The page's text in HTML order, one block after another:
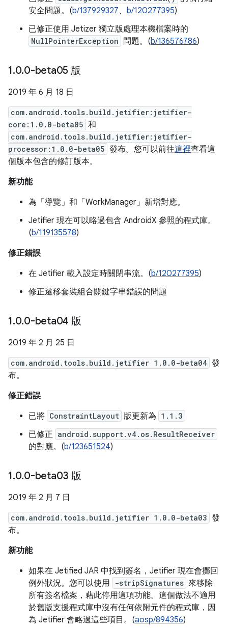
安全問題。(b/137929327、 b/120277395)
已修正使用 Jetizer 獨立版處理本機檔案時的
NullPointerException 問題。(b/136576786)
1.0.0-beta05 版
2019 年 6 月 18 日
com.android.tools.build.jetifier:jetifier-
core:1.0.0-beta05 和
com.android.tools.build.jetifier:jetifier-
processor:1.0.0-beta05 發布。您可以前往這裡查看這
個版本包含的修訂版本。
新功能
為「導覽」和「WorkManager」新增對應。
Jetifier 現在可以略過包含 AndroidX 參照的程式庫。
(b/119135578)
修正錯誤
在 Jetifier 載入設定時關閉串流。(b/120277395)
修正遷移套裝組合關鍵字串錯誤的問題
1.0.0-beta04 版
2019 年 2 月 25 日
com.android.tools.build.jetifier 1.0.0-beta04 發
布。
修正錯誤
已將 ConstraintLayout 版更新為 1.1.3
已修正 android.support.v4.os.ResultReceiver
的對應。(b/123651524)
1.0.0-beta03 版
2019 年 2 月 7 日
com.android.tools.build.jetifier 1.0.0-beta03 發
布。
新功能
如果在 Jetified JAR 中找到簽名，Jetifier 現在會擲回
例外狀況。您可以使用
-stripSignatures 來移除
所有簽名檔案，藉此停用這項功能。這個做法不適用
於舊版支援程式庫中沒有任何依附元件的程式庫，因
為 Jetifier 會略過這些項目。(aosp/894356)